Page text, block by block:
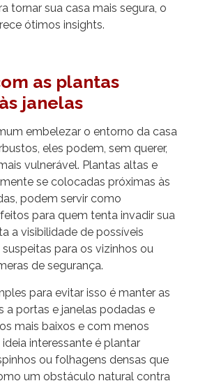
tornar sua casa mais segura, o
ótimos insights.
as plantas
janelas
embelezar o entorno da casa
eles podem, sem querer,
vulnerável. Plantas altas e
se colocadas próximas às
podem servir como
para quem tenta invadir sua
a visibilidade de possíveis
para os vizinhos ou
de segurança.
para evitar isso é manter as
a portas e janelas podadas e
mais baixos e com menos
interessante é plantar
ou folhagens densas que
um obstáculo natural contra